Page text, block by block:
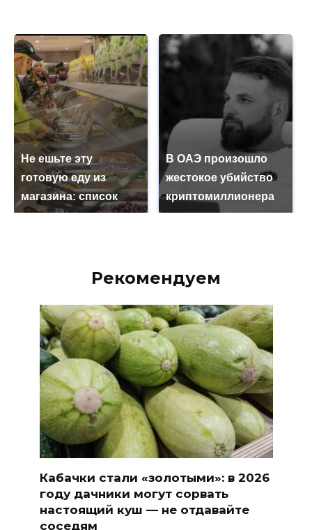
Не ешьте эту
готовую еду из
магазина: список
В ОАЭ произошло
жестокое убийство
криптомиллионера
Рекомендуем
Кабачки стали «золотыми»: в 2026
году дачники могут сорвать
настоящий куш — не отдавайте
соседям